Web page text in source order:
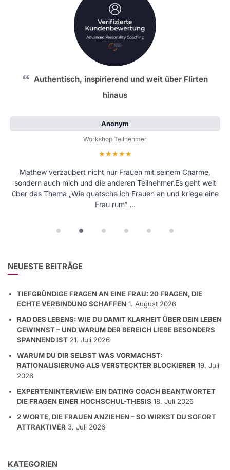
Authentisch, inspirierend und weit über Flirten
hinaus
Anonym
Workshop Teilnehmer
Bewertung: 5 von 5 Sternen
Mathew verzaubert nicht nur Frauen mit seinem Charme,
sondern auch mich und die anderen Teilnehmer.Es geht weit
über das Thema „Wie quatsche ich Frauen an und kriege eine
Frau rum“ …
NEUESTE BEITRÄGE
TIEFGRÜNDIGE FRAGEN AN EINE FRAU: 20 FRAGEN, DIE
ECHTE VERBINDUNG SCHAFFEN 1. August 2026
RAD DES LEBENS: WIE DU DAMIT KLARHEIT ÜBER DEIN LEBEN
GEWINNST – UND WARUM DER BEREICH LIEBE BESONDERS
SPANNEND IST 21. Juli 2026
WARUM DU DIR SELBST WAS VORMACHST:
RATIONALISIERUNG ALS VERSTECKTER BLOCKIERER 19. Juli
2026
EXPERTENINTERVIEW: EIN DATING COACH BEANTWORTET
DIE FRAGEN EINER HOCHSCHUL-THESIS 18. Juli 2026
2 WORTE, DIE FRAUEN ANZIEHEN – SO WIRKST DU SOFORT
ATTRAKTIVER 3. Juli 2026
KATEGORIEN